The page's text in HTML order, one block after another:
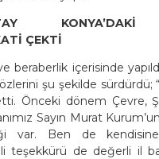
KONYA’DAKİ
ÇEKTİ
içerisinde
şu şekilde sürdürdü;
Önceki dönem Çevre,
Sayın Murat
var. Ben de
teşekkürü de değerli il